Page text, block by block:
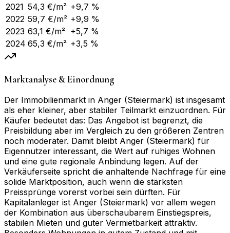
2021 54,3 €/m² +9,7 %
2022 59,7 €/m² +9,9 %
2023 63,1 €/m² +5,7 %
2024 65,3 €/m² +3,5 %
Marktanalyse & Einordnung
Der Immobilienmarkt in Anger (Steiermark) ist insgesamt
als eher kleiner, aber stabiler Teilmarkt einzuordnen. Für
Käufer bedeutet das: Das Angebot ist begrenzt, die
Preisbildung aber im Vergleich zu den größeren Zentren
noch moderater. Damit bleibt Anger (Steiermark) für
Eigennutzer interessant, die Wert auf ruhiges Wohnen
und eine gute regionale Anbindung legen. Auf der
Verkäuferseite spricht die anhaltende Nachfrage für eine
solide Marktposition, auch wenn die stärksten
Preissprünge vorerst vorbei sein dürften. Für
Kapitalanleger ist Anger (Steiermark) vor allem wegen
der Kombination aus überschaubarem Einstiegspreis,
stabilen Mieten und guter Vermietbarkeit attraktiv.